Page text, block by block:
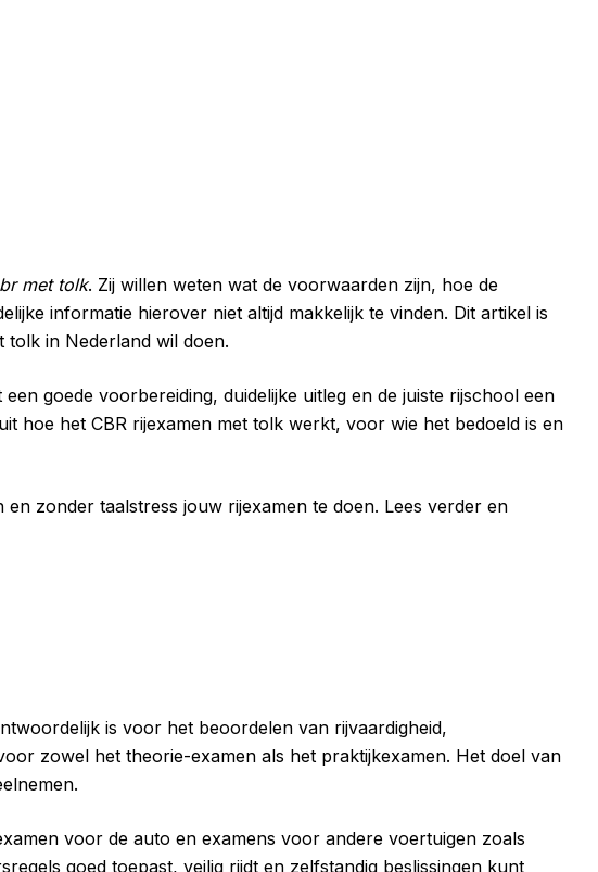
met tolk. Zij willen weten wat de voorwaarden zijn, hoe de
informatie hierover niet altijd makkelijk te vinden. Dit artikel is
tolk in Nederland wil doen.
goede voorbereiding, duidelijke uitleg en de juiste rijschool een
hoe het CBR rijexamen met tolk werkt, voor wie het bedoeld is en
zonder taalstress jouw rijexamen te doen. Lees verder en
is voor het beoordelen van rijvaardigheid,
zowel het theorie-examen als het praktijkexamen. Het doel van
voor de auto en examens voor andere voertuigen zoals
goed toepast, veilig rijdt en zelfstandig beslissingen kunt